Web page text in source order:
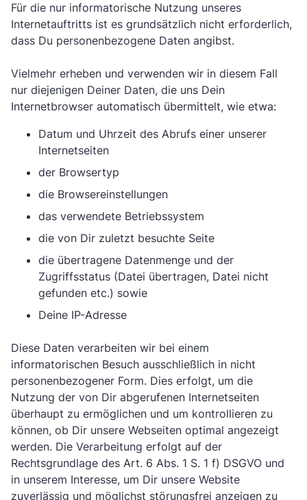
Für die nur informatorische Nutzung unseres
Internetauftritts ist es grundsätzlich nicht erforderlich,
dass Du personenbezogene Daten angibst.
Vielmehr erheben und verwenden wir in diesem Fall
nur diejenigen Deiner Daten, die uns Dein
Internetbrowser automatisch übermittelt, wie etwa:
Datum und Uhrzeit des Abrufs einer unserer
Internetseiten
der Browsertyp
die Browsereinstellungen
das verwendete Betriebssystem
die von Dir zuletzt besuchte Seite
die übertragene Datenmenge und der
Zugriffsstatus (Datei übertragen, Datei nicht
gefunden etc.) sowie
Deine IP-Adresse
Diese Daten verarbeiten wir bei einem
informatorischen Besuch ausschließlich in nicht
personenbezogener Form. Dies erfolgt, um die
Nutzung der von Dir abgerufenen Internetseiten
überhaupt zu ermöglichen und um kontrollieren zu
können, ob Dir unsere Webseiten optimal angezeigt
werden. Die Verarbeitung erfolgt auf der
Rechtsgrundlage des Art. 6 Abs. 1 S. 1 f) DSGVO und
in unserem Interesse, um Dir unsere Website
zuverlässig und möglichst störungsfrei anzeigen zu